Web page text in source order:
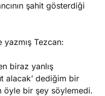
şahit gösterdiği
yazmış Tezcan:
biraz yanlış
alacak’ dediğim bir
öyle bir şey söylemedi.